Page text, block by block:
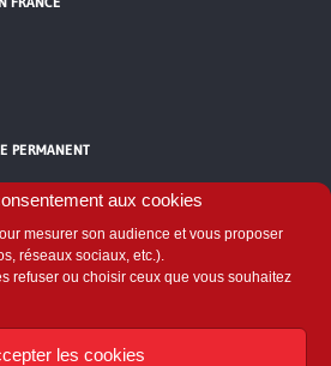
aux cookies
mesurer son audience et vous proposer
réseaux sociaux, etc.).
refuser ou choisir ceux que vous souhaitez
les cookies
PERMANENT